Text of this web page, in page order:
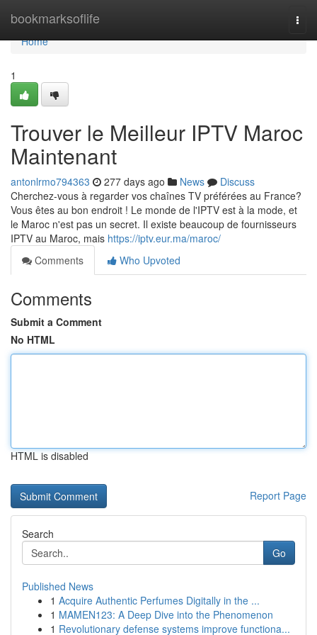
bookmarksoflife
Home
Home
1
Trouver le Meilleur IPTV Maroc
Maintenant
antonlrmo794363 277 days ago News
Discuss
Cherchez-vous à regarder vos chaînes TV préférées au France?
Vous êtes au bon endroit ! Le monde de l'IPTV est à la mode, et
le Maroc n'est pas un secret. Il existe beaucoup de fournisseurs
IPTV au Maroc, mais https://iptv.eur.ma/maroc/
Comments
Who Upvoted
Comments
Submit a Comment
No HTML
HTML is disabled
Report Page
Search
Go
Published News
1 Acquire Authentic Perfumes Digitally in the ...
1 MAMEN123: A Deep Dive into the Phenomenon
1 Revolutionary defense systems improve functiona...